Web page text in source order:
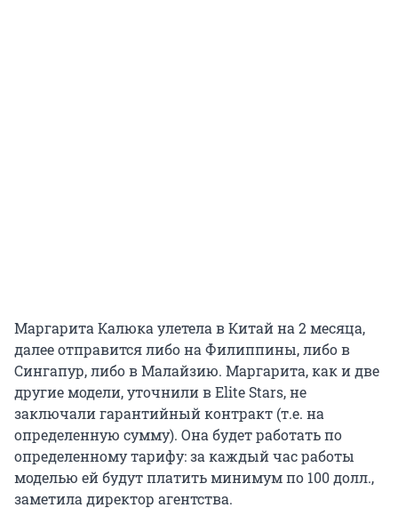
Маргарита Калюка улетела в Китай на 2 месяца,
далее отправится либо на Филиппины, либо в
Сингапур, либо в Малайзию. Маргарита, как и две
другие модели, уточнили в Elite Stars, не
заключали гарантийный контракт (т.е. на
определенную сумму). Она будет работать по
определенному тарифу: за каждый час работы
моделью ей будут платить минимум по 100 долл.,
заметила директор агентства.